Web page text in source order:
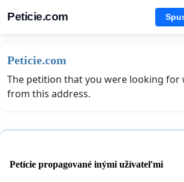
Peticie.com
Peticie.com
The petition that you were looking for
from this address.
Petície propagované inými užívateľmi